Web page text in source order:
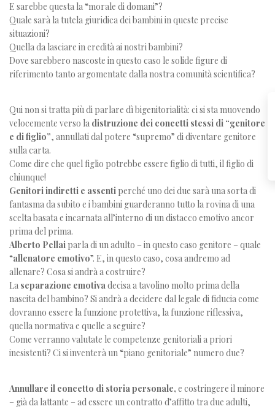
E sarebbe questa la “morale di domani”?
Quale sarà la tutela giuridica dei bambini in queste precise
situazioni?
Quella da lasciare in eredità ai nostri bambini?
Dove sarebbero nascoste in questo caso le solide figure di
riferimento tanto argomentate dalla nostra comunità scientifica?
Qui non si tratta più di parlare dì bigenitorialità: ci si sta muovendo
velocemente verso la distruzione dei concetti stessi di “genitore
e di figlio”, annullati dal potere “supremo” di diventare genitore
sulla carta.
Come dire che quel figlio potrebbe essere figlio di tutti, il figlio di
chiunque!
Genitori indiretti e assenti perché uno dei due sarà una sorta di
fantasma da subito e i bambini guarderanno tutto la rovina di una
scelta basata e incarnata all’interno di un distacco emotivo ancor
prima del prima.
Alberto Pellai parla di un adulto – in questo caso genitore – quale
“allenatore emotivo”. E, in questo caso, cosa andremo ad
allenare? Cosa si andrà a costruire?
La separazione emotivadecisa a tavolino molto prima della
nascita del bambino? Si andrà a decidere dal legale di fiducia come
dovranno essere la funzione protettiva, la funzione riflessiva,
quella normativa e quelle a seguire?
Come verranno valutate le competenze genitoriali a priori
inesistenti? Ci si inventerà un “piano genitoriale” numero due?
Annullare il concetto di storia personale, e costringere il minore
– già da lattante – ad essere un contratto d’affitto tra due adulti,